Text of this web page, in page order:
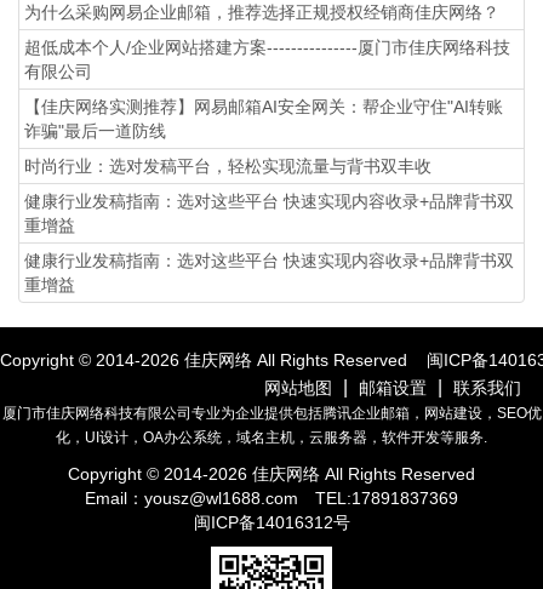
为什么采购网易企业邮箱，推荐选择正规授权经销商佳庆网络？
超低成本个人/企业网站搭建方案---------------厦门市佳庆网络科技
有限公司
【佳庆网络实测推荐】网易邮箱AI安全网关：帮企业守住"AI转账
诈骗"最后一道防线
时尚行业：选对发稿平台，轻松实现流量与背书双丰收
健康行业发稿指南：选对这些平台 快速实现内容收录+品牌背书双
重增益
健康行业发稿指南：选对这些平台 快速实现内容收录+品牌背书双
重增益
Copyright © 2014-2026 佳庆网络 All Rights Reserved 闽ICP备
网站地图
邮箱设置 联系我们
厦门市佳庆网络科技有限公司专业为企业提供包括腾讯企业邮箱，网站建设，SEO优
化，UI设计，OA办公系统，域名主机，云服务器，软件开发等服务.
Copyright © 2014-2026 佳庆网络 All Rights Reserved
Email： yousz@wl1688.com
TEL:17891837369
闽ICP备14016312号